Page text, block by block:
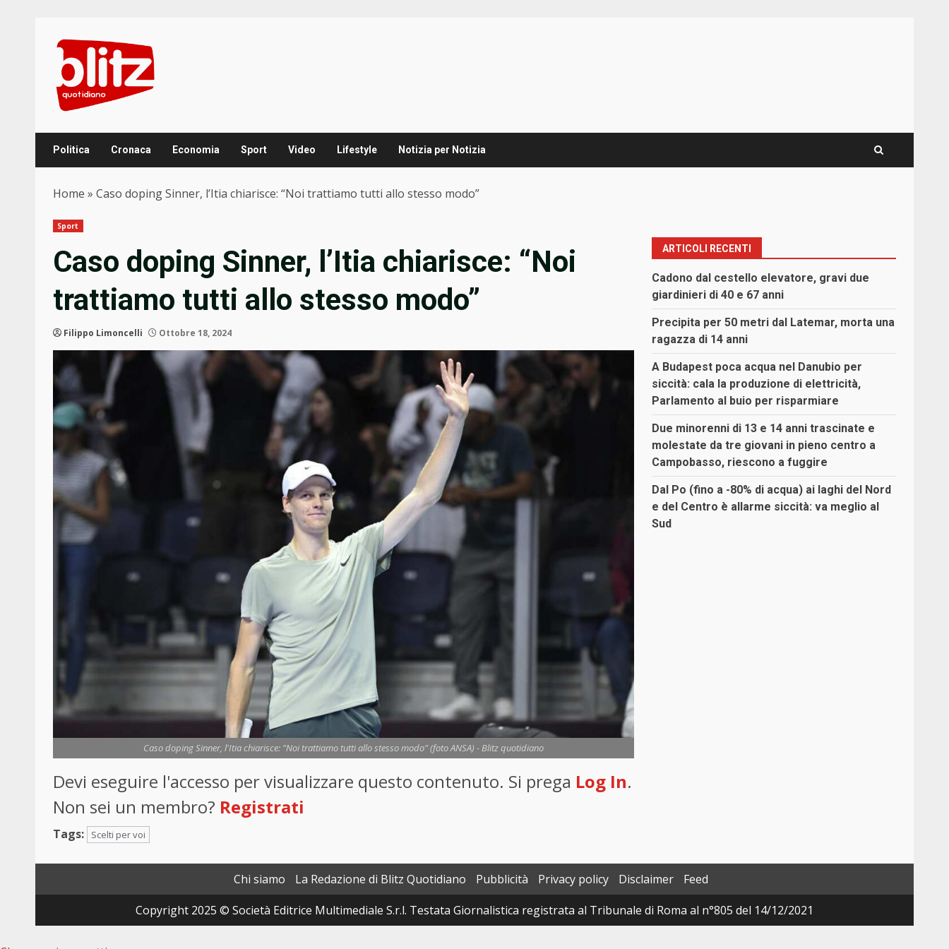
content
Politica Cronaca Economia Sport Video Lifestyle Notizia per Notizia
Home » Caso doping Sinner, l’Itia chiarisce: “Noi trattiamo tutti allo stesso modo”
Sport
Caso doping Sinner, l’Itia chiarisce: “Noi
trattiamo tutti allo stesso modo”
Filippo Limoncelli Ottobre 18, 2024
Caso doping Sinner, l'Itia chiarisce: "Noi trattiamo tutti allo stesso modo" (foto ANSA) - Blitz quotidiano
Devi eseguire l'accesso per visualizzare questo contenuto. Si prega Log In.
Non sei un membro? Registrati
Tags: Scelti per voi
ARTICOLI RECENTI
Cadono dal cestello elevatore, gravi due
giardinieri di 40 e 67 anni
Precipita per 50 metri dal Latemar, morta una
ragazza di 14 anni
A Budapest poca acqua nel Danubio per
siccità: cala la produzione di elettricità,
Parlamento al buio per risparmiare
Due minorenni di 13 e 14 anni trascinate e
molestate da tre giovani in pieno centro a
Campobasso, riescono a fuggire
Dal Po (fino a -80% di acqua) ai laghi del Nord
e del Centro è allarme siccità: va meglio al
Sud
Chi siamo La Redazione di Blitz Quotidiano Pubblicità Privacy policy Disclaimer
Feed
Copyright 2025 © Società Editrice Multimediale S.r.l. Testata Giornalistica registrata al Tribunale di Roma al n°805 del 14/12/2021